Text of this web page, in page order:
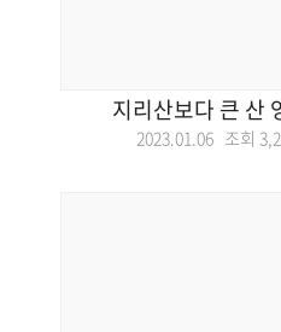
지리산보다 큰 산
2023.01.06 조회